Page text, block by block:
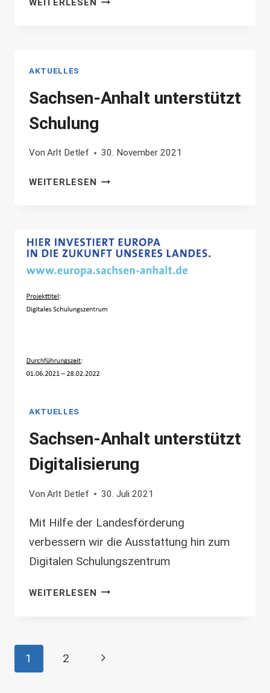
WEITERLESEN
AKTUELLES
Sachsen-Anhalt unterstützt
Schulung
Von Arlt Detlef 30. November 2021
WEITERLESEN
SACHSEN-
AKTUELLES
Sachsen-Anhalt unterstützt
Digitalisierung
Von Arlt Detlef 30. Juli 2021
Mit Hilfe der Landesförderung
verbessern wir die Ausstattung hin zum
Digitalen Schulungszentrum
WEITERLESEN SACHSEN-
Seitennavigation
1 2
Nächste